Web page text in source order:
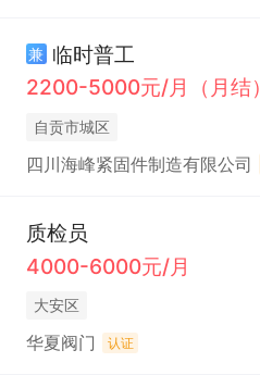
兼 临时普工
2200-5000元/月（月结）
自贡市城区
四川海峰紧固件制造有限公司
质检员
4000-6000元/月
大安区
华夏阀门 认证